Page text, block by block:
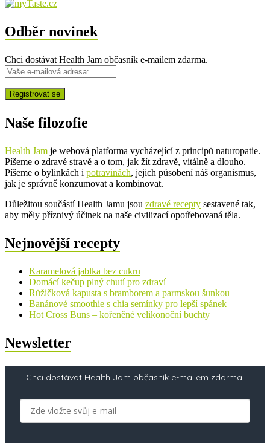
Odběr novinek
Chci dostávat Health Jam občasník e-mailem zdarma.
Naše filozofie
Health Jam je webová platforma vycházející z principů naturopatie.
Píšeme o zdravé stravě a o tom, jak žít zdravě, vitálně a dlouho.
Píšeme o bylinkách i potravinách, jejich působení náš organismus,
jak je správně konzumovat a kombinovat.
Důležitou součástí Health Jamu jsou zdravé recepty sestavené tak,
aby měly příznivý účinek na naše civilizací opotřebovaná těla.
Nejnovější recepty
Karamelová jablka bez cukru
Domácí kečup plný chutí pro zdraví
Růžičková kapusta s bramborem a parmskou šunkou
Banánové smoothie s chia semínky pro lepší spánek
Hot Cross Buns – kořeněné velikonoční buchty
Newsletter
Chci dostávat Health Jam občasník e-mailem zdarma.